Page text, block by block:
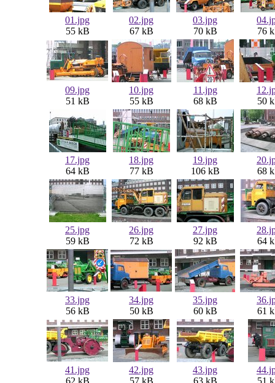
01.jpg
55 kB
02.jpg
67 kB
03.jpg
70 kB
76
09.jpg
51 kB
10.jpg
55 kB
11.jpg
68 kB
50
17.jpg
64 kB
18.jpg
77 kB
19.jpg
106 kB
68
25.jpg
59 kB
26.jpg
72 kB
27.jpg
92 kB
64
33.jpg
56 kB
34.jpg
50 kB
35.jpg
60 kB
61
41.jpg
62 kB
42.jpg
57 kB
43.jpg
63 kB
51